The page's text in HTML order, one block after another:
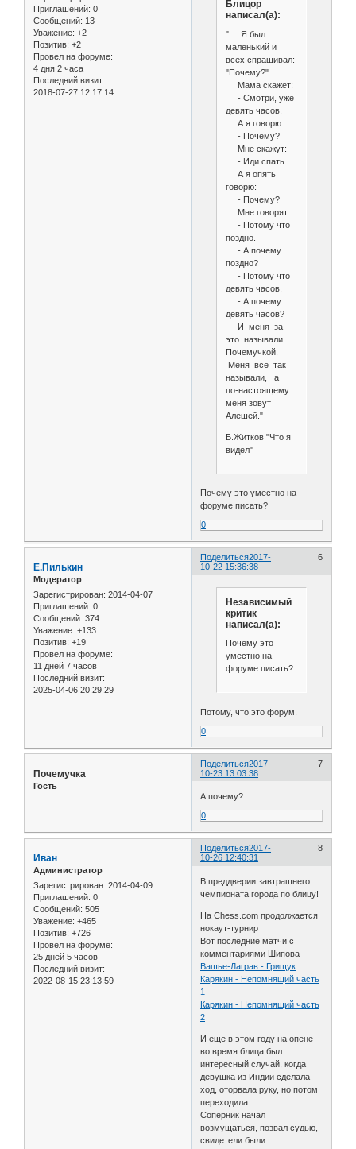
Приглашений: 0
Сообщений: 13
Уважение: +2
Позитив: +2
Провел на форуме:
4 дня 2 часа
Последний визит:
2018-07-27 12:17:14
Блицор
написал(а):
" Я был
маленький и
всех спрашивал:
"Почему?"
Мама скажет:
- Смотри, уже
девять часов.
А я говорю:
- Почему?
Мне скажут:
- Иди спать.
А я опять
говорю:
- Почему?
Мне говорят:
- Потому что
поздно.
- А почему
поздно?
- Потому что
девять часов.
- А почему
девять часов?
И меня за
это называли
Почемучкой.
Меня все так
называли, а
по-настоящему
меня зовут
Алешей."
Б.Житков "Что я
видел"
Почему это уместно на
форуме писать?
0
Поделиться 6
2017-
10-22 15:36:38
Е.Пилькин
Модератор
Зарегистрирован: 2014-04-07
Приглашений: 0
Сообщений: 374
Уважение: +133
Позитив: +19
Провел на форуме:
11 дней 7 часов
Последний визит:
2025-04-06 20:29:29
Независимый
критик
написал(а):
Почему это
уместно на
форуме писать?
Потому, что это форум.
0
Поделиться 7
2017-
10-23 13:03:38
Почемучка
Гость
А почему?
0
Поделиться 8
2017-
10-26 12:40:31
Иван
Администратор
Зарегистрирован: 2014-04-09
Приглашений: 0
Сообщений: 505
Уважение: +465
Позитив: +726
Провел на форуме:
25 дней 5 часов
Последний визит:
2022-08-15 23:13:59
В преддверии завтрашнего
чемпионата города по блицу!
На Chess.com продолжается
нокаут-турнир
Вот последние матчи с
комментариями Шипова
Вашье-Лаграв - Грищук
Карякин - Непомнящий часть
1
Карякин - Непомнящий часть
2
И еще в этом году на опене
во время блица был
интересный случай, когда
девушка из Индии сделала
ход, оторвала руку, но потом
переходила.
Соперник начал
возмущаться, позвал судью,
свидетели были.